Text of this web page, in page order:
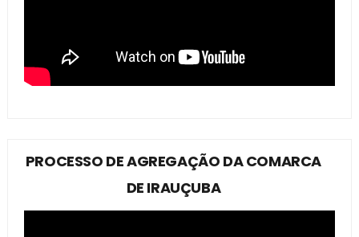
PROCESSO DE AGREGAÇÃO DA COMARCA
DE IRAUÇUBA